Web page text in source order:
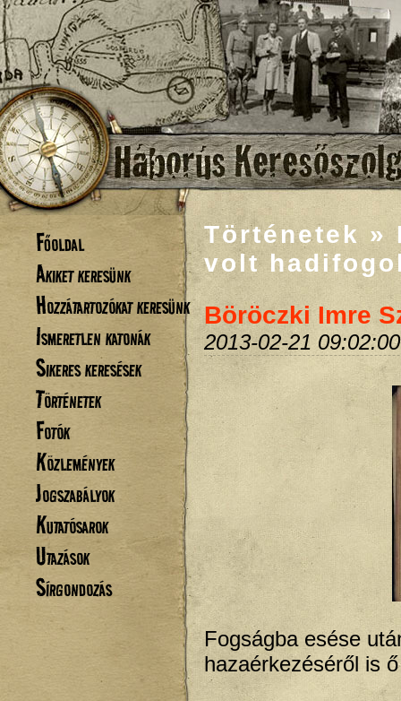
Főoldal
Akiket keresünk
Hozzátartozókat keresünk
Ismeretlen katonák
Sikeres keresések
Történetek
Fotók
Közlemények
Jogszabályok
Kutatósarok
Utazások
Sírgondozás
Történetek »
volt
Böröczki Imre
2013-02-21 09:02:00
Fogságba esése
hazaérkezéséről is